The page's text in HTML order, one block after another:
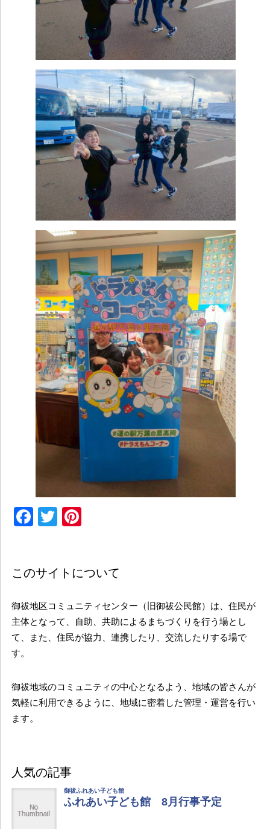
Facebook
Twitter
このサイトについて
御祓地区コミュニティセンター（旧御祓公民館）は、住民が
主体となって、自助、共助によるまちづくりを行う場とし
て、また、住民が協力、連携したり、交流したりする場で
す。
御祓地域のコミュニティの中心となるよう、地域の皆さんが
気軽に利用できるように、地域に密着した管理・運営を行い
ます。
人気の記事